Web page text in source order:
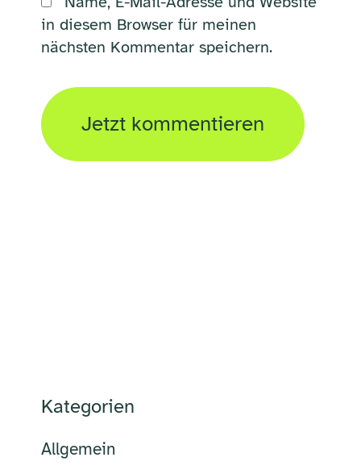
in diesem Browser für meinen
nächsten Kommentar speichern.
Kategorien
Allgemein